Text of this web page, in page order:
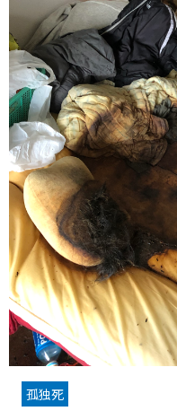
孤独死